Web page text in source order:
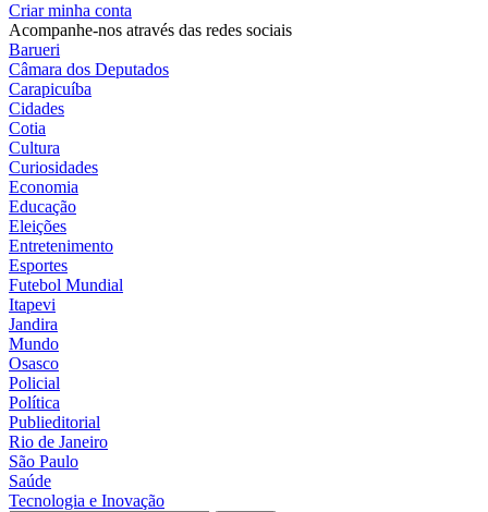
Criar minha conta
Acompanhe-nos através das redes sociais
Barueri
Câmara dos Deputados
Carapicuíba
Cidades
Cotia
Cultura
Curiosidades
Economia
Educação
Eleições
Entretenimento
Esportes
Futebol Mundial
Itapevi
Jandira
Mundo
Osasco
Policial
Política
Publieditorial
Rio de Janeiro
São Paulo
Saúde
Tecnologia e Inovação